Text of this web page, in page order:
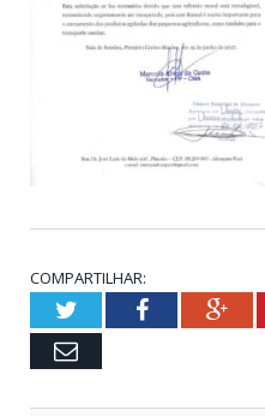
COMPARTILHAR:
TwitterFacebook
Email